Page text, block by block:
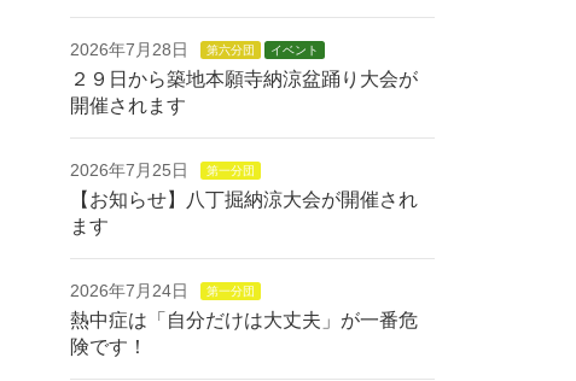
2026年7月28日 第六分団 イベント
２９日から築地本願寺納涼盆踊り大会が
開催されます
2026年7月25日 第一分団
【お知らせ】八丁掘納涼大会が開催され
ます
2026年7月24日 第一分団
熱中症は「自分だけは大丈夫」が一番危
険です！